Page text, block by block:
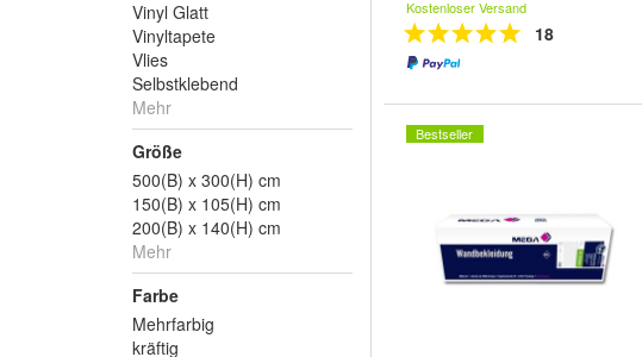
Vinyl Glatt
Vinyltapete
Vlies
Selbstklebend
Mehr
Größe
500(B) x 300(H) cm
150(B) x 105(H) cm
200(B) x 140(H) cm
Mehr
Farbe
Mehrfarbig
kräftig
Kostenloser Versand
18
Bestseller